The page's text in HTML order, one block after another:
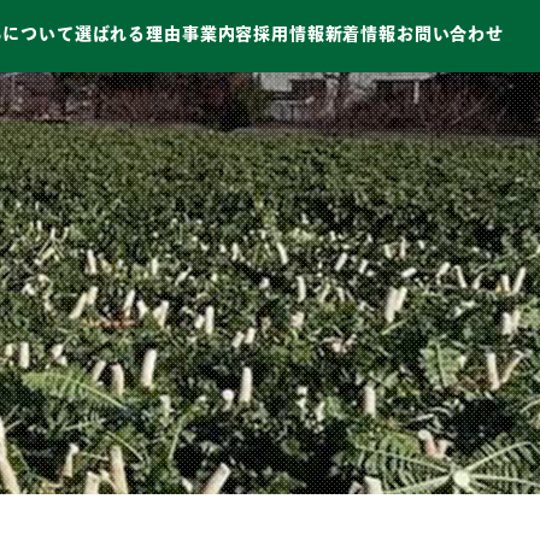
ついて選ばれる理由事業内容採用情報新着情報お問い合わせ